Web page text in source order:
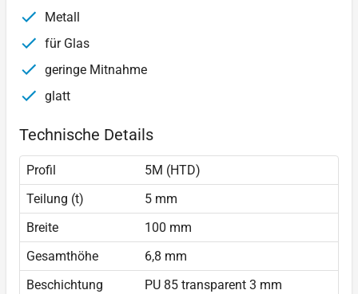
Metall
für Glas
geringe Mitnahme
glatt
Technische Details
Profil
5M (HTD)
Teilung (t)
5 mm
Breite
100 mm
Gesamthöhe
6,8 mm
Beschichtung
PU 85 transparent 3 mm